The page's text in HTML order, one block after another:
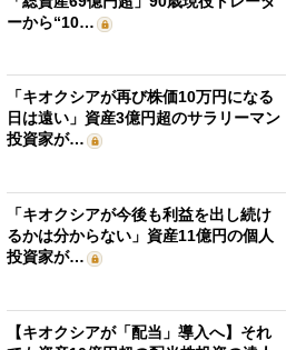
ーから“10…
「キオクシアが再び株価10万円になる
日は遠い」資産3億円超のサラリーマン
投資家が…
「キオクシアが今後も利益を出し続け
るかは分からない」資産11億円の個人
投資家が…
【キオクシアが「配当」導入へ】それ